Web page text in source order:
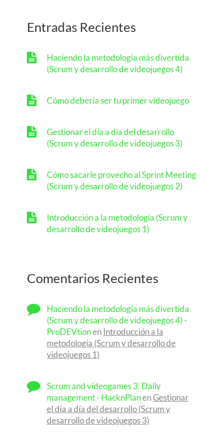
Entradas Recientes
Haciendo la metodología más divertida
(Scrum y desarrollo de videojuegos 4)
Cómo debería ser tu primer videojuego
Gestionar el día a día del desarrollo
(Scrum y desarrollo de videojuegos 3)
Cómo sacarle provecho al Sprint Meeting
(Scrum y desarrollo de videojuegos 2)
Introducción a la metodología (Scrum y
desarrollo de videojuegos 1)
Comentarios Recientes
Haciendo la metodología más divertida
(Scrum y desarrollo de videojuegos 4) -
ProDEVtionenIntroducción a la
metodología (Scrum y desarrollo de
videojuegos 1)
Scrum and videogames 3: Daily
management - HacknPlanenGestionar
el día a día del desarrollo (Scrum y
desarrollo de videojuegos 3)